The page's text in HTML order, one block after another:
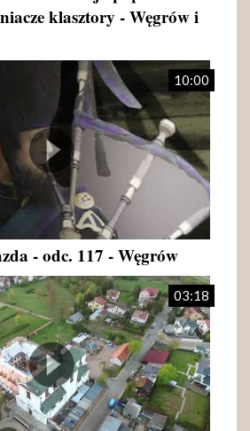
klasztory - Węgrów i
10:00
- odc. 117 - Węgrów
03:18